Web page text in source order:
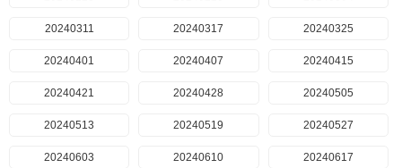
20240311 20240317 20240325
20240401 20240407 20240415
20240421 20240428 20240505
20240513 20240519 20240527
20240603 20240610 20240617